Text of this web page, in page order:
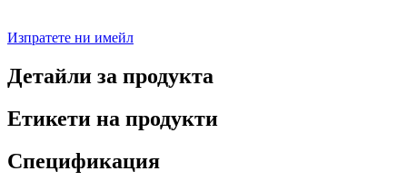
Изпратете ни имейл
Детайли за продукта
Етикети на продукти
Спецификация